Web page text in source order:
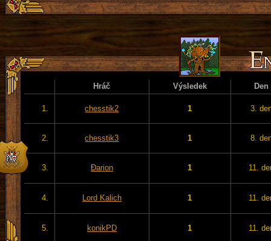
Hráč Výsledek Den
1. chesstik2 1 3.
2. chesstik3 1 8.
3. Đarion 1 11.
4. Lord Kalich 1 11.
5. konikPD 1 11.